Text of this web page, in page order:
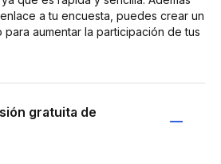
a tu encuesta, puedes crear un
aumentar la participación de tus
gratuita de